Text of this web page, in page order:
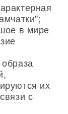
в мире
их
с